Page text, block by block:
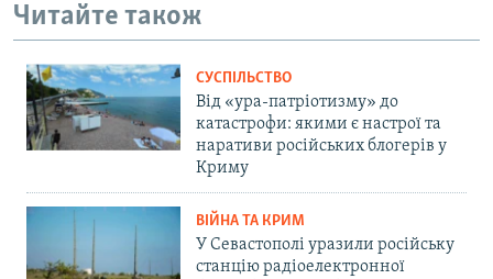
Читайте також
СУСПІЛЬСТВО
Від «ура-патріотизму» до
катастрофи: якими є настрої та
наративи російських блогерів у
Криму
ВІЙНА ТА КРИМ
У Севастополі уразили російську
станцію радіоелектронної